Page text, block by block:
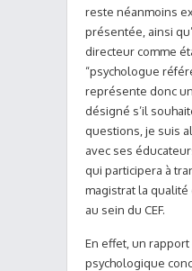
reste néanmoins
présentée, ainsi
directeur comme
“psychologue
représente donc
désigné s’il
questions, je suis
avec ses
qui participera à
magistrat la
au sein du CEF.
En effet, un
psychologique